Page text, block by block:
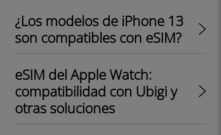
¿Los modelos de iPhone 13
son compatibles con eSIM?
eSIM del Apple Watch:
compatibilidad con Ubigi y
otras soluciones